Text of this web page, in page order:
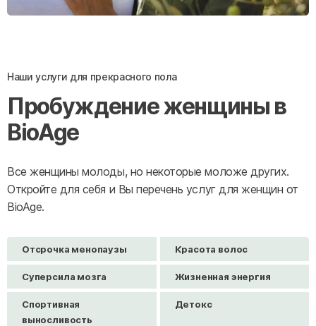
Наши услуги для прекрасного пола
Пробуждение женщины в
BioAge
Все женщины молоды, но некоторые моложе других.
Откройте для себя и Вы перечень услуг для женщин от
BioAge.
Отсрочка менопаузы Красота волос
Суперсила мозга Жизненная энергия
Спортивная
выносливость
Детокс